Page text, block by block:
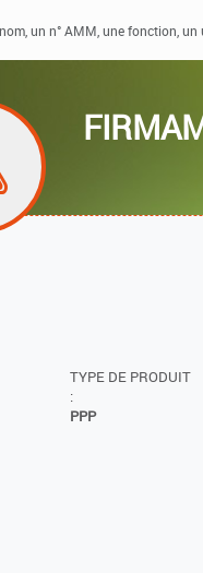
TYPE DE PRODUIT
:
PPP